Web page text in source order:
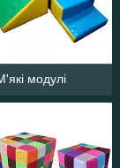
модулі